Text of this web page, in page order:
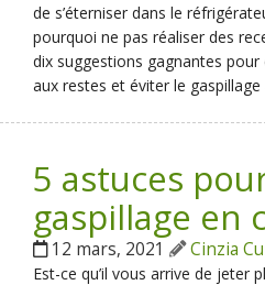
de s’éterniser dans le
pourquoi ne pas réaliser des
dix suggestions gagnantes
aux restes et éviter le
5 astuces
gaspillage en
12 mars, 2021 Cinzia
Est-ce qu’il vous arrive de jeter